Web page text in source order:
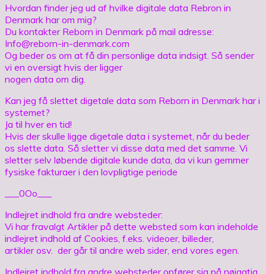
Hvordan finder jeg ud af hvilke digitale data Rebron in
Denmark har om mig?
Du kontakter Reborn in Denmark på mail adresse:
Info@reborn-in-denmark.com
Og beder os om at få din personlige data indsigt. Så sender
vi en oversigt hvis der ligger
nogen data om dig.
Kan jeg få slettet digetale data som Reborn in Denmark har i
systemet?
Ja til hver en tid!
Hvis der skulle ligge digetale data i systemet, når du beder
os slette data. Så sletter vi disse data med det samme. Vi
sletter selv løbende digitale kunde data, da vi kun gemmer
fysiske fakturaer i den lovpligtige periode
___0Oo___
Indlejret indhold fra andre websteder:
Vi har fravalgt Artikler på dette websted som kan indeholde
indlejret indhold af Cookies, f.eks. videoer, billeder,
artikler osv. der går til andre web sider, end vores egen.
Indlejret indhold fra andre websteder opfører sig på nøjagtig